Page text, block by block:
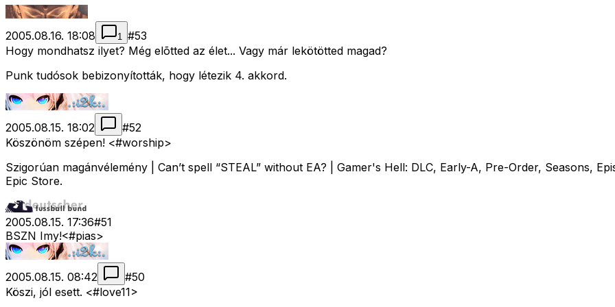
2005.08.16. 18:08 1 #53
Hogy mondhatsz ilyet? Még elõtted az élet... Vagy már lekötötted magad?
Punk tudósok bebizonyították, hogy létezik 4. akkord.
2005.08.15. 18:02 #52
Köszönöm szépen! <#worship>
Szigorúan magánvélemény | Can’t spell “STEAL” without EA? | Gamer's Hell: DLC, Early-A, Pre-Order, Seasons,
Epic Store.
2005.08.15. 17:36#51
BSZN Imy!<#pias>
2005.08.15. 08:42 #50
Köszi, jól esett. <#love11>